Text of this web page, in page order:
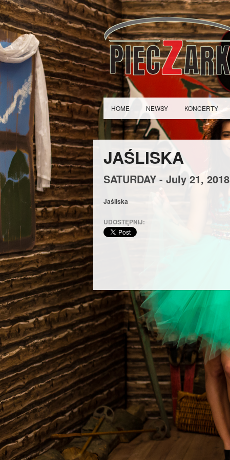
HOME NEWSY KONCERTY
JAŚLISKA
SATURDAY - July 21, 2018
Jaśliska
UDOSTĘPNIJ: